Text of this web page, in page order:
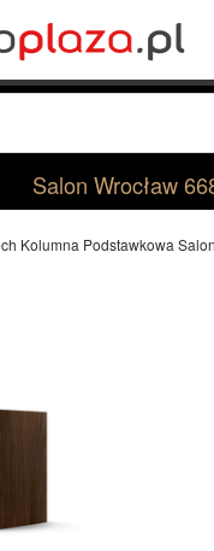
Salon Wrocław
Kolumna Podstawkowa